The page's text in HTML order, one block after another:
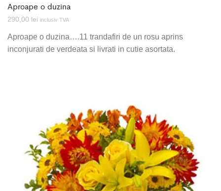
Aproape o duzina
290,00 lei inclusiv TVA
Aproape o duzina….11 trandafiri de un rosu aprins
inconjurati de verdeata si livrati in cutie asortata.